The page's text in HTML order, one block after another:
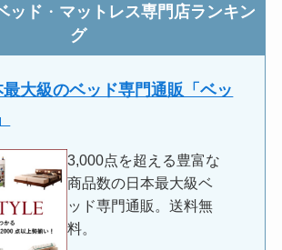
ッド ・ マットレス専門店ランキン
グ
最大級のベッド専門通販「ベッ
3,000点を超える豊富な
商品数の日本最大級ベ
ッド専門通販。送料無
料。